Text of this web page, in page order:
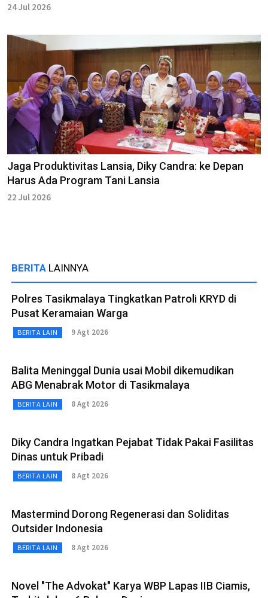
24 Jul 2026
Jaga Produktivitas Lansia, Diky Candra: ke Depan
Harus Ada Program Tani Lansia
22 Jul 2026
BERITA LAINNYA
Polres Tasikmalaya Tingkatkan Patroli KRYD di
Pusat Keramaian Warga
BERITA LAIN 9 Agt 2026
Balita Meninggal Dunia usai Mobil dikemudikan
ABG Menabrak Motor di Tasikmalaya
BERITA LAIN 8 Agt 2026
Diky Candra Ingatkan Pejabat Tidak Pakai Fasilitas
Dinas untuk Pribadi
BERITA LAIN 8 Agt 2026
Mastermind Dorong Regenerasi dan Soliditas
Outsider Indonesia
BERITA LAIN 8 Agt 2026
Novel "The Advokat" Karya WBP Lapas IIB Ciamis,